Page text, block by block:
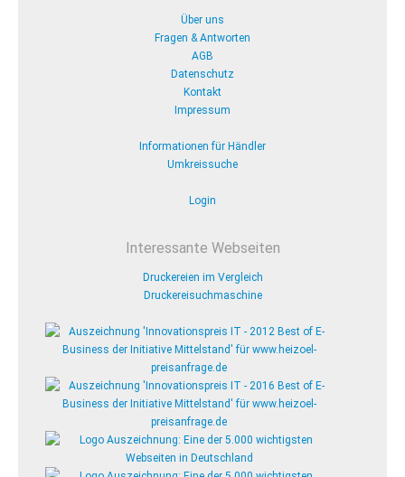
Über uns
Fragen & Antworten
AGB
Datenschutz
Kontakt
Impressum
Informationen für Händler
Umkreissuche
Login
Interessante Webseiten
Druckereien im Vergleich
Druckereisuchmaschine